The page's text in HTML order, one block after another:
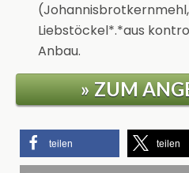
Liebstöckel*.*aus
Anbau.
» ZUM
teilen teilen